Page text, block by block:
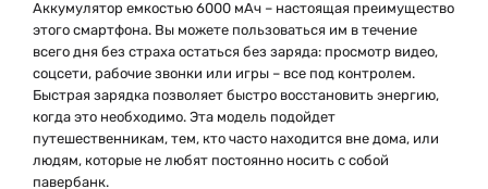
Аккумулятор емкостью 6000 мАч – настоящая преимущество
этого смартфона. Вы можете пользоваться им в течение
всего дня без страха остаться без заряда: просмотр видео,
соцсети, рабочие звонки или игры – все под контролем.
Быстрая зарядка позволяет быстро восстановить энергию,
когда это необходимо. Эта модель подойдет
путешественникам, тем, кто часто находится вне дома, или
людям, которые не любят постоянно носить с собой
павербанк.